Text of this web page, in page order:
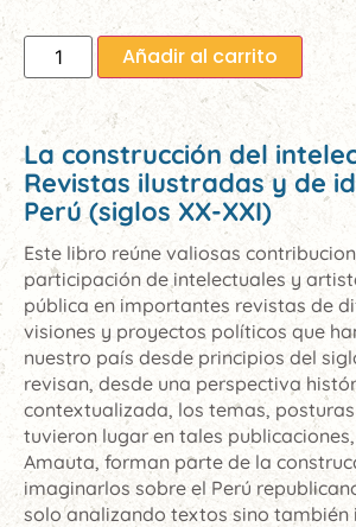
Añadir al carrito
La construcción del
Revistas ilustradas y de
Perú (siglos XX-XXI)
Este libro reúne valiosas
participación de intelectuales y
pública en importantes revistas de
visiones y proyectos políticos que
nuestro país desde principios del
revisan, desde una perspectiva
contextualizada, los temas,
tuvieron lugar en tales
Amauta, forman parte de la
imaginarlos sobre el Perú
solo analizando textos sino también